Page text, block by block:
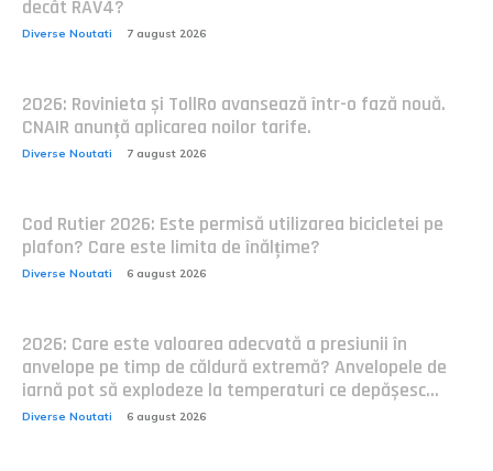
decât RAV4?
Diverse Noutati 7 august 2026
2026: Rovinieta și TollRo avansează într-o fază nouă.
CNAIR anunță aplicarea noilor tarife.
Diverse Noutati 7 august 2026
Cod Rutier 2026: Este permisă utilizarea bicicletei pe
plafon? Care este limita de înălțime?
Diverse Noutati 6 august 2026
2026: Care este valoarea adecvată a presiunii în
anvelope pe timp de căldură extremă? Anvelopele de
iarnă pot să explodeze la temperaturi ce depășesc...
Diverse Noutati 6 august 2026